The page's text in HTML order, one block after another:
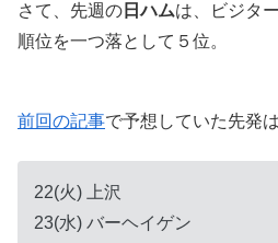
さて、先週の 日ハムは、ビジタ
順位を一つ落として５位。
前回の記事で予想していた先発は
22(火) 上沢
23(水) バーヘイゲン